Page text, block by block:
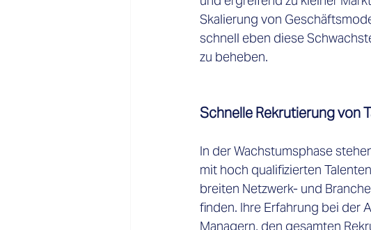
Skalierung von
schnell eben diese
zu beheben.
Schnelle Rekrutierung von
In der Wachstumsphase
mit hoch qualifizierten
breiten Netzwerk- und
finden. Ihre Erfahrung bei
Managern, den gesamten